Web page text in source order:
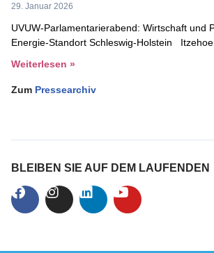
29. Januar 2026
UVUW-Parlamentarierabend: Wirtschaft und
Energie-Standort Schleswig-Holstein
Weiterlesen »
Zum Pressearchiv
BLEIBEN SIE AUF DEM LAUFENDEN